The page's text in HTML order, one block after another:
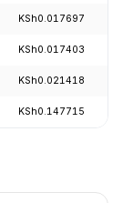
KSh0.017697
KSh0.017403
KSh0.021418
KSh0.147715